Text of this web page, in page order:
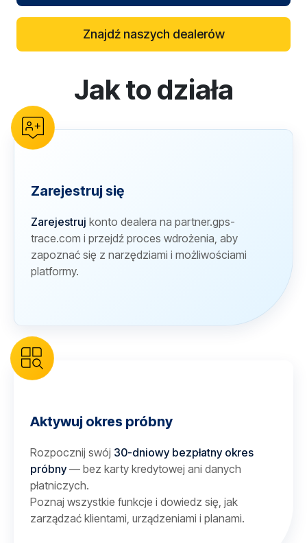
Znajdź naszych dealerów
reCAPTCHA verificationJak to działa
Zarejestruj się
Zarejestruj konto dealera na partner.gps-
trace.com i przejdź proces wdrożenia, aby
zapoznać się z narzędziami i możliwościami
platformy.
Aktywuj okres próbny
Rozpocznij swój 30-dniowy bezpłatny okres
próbny— bez karty kredytowej ani danych
płatniczych.
Poznaj wszystkie funkcje i dowiedz się, jak
zarządzać klientami, urządzeniami i planami.